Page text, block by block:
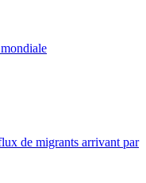
de migrants arrivant par